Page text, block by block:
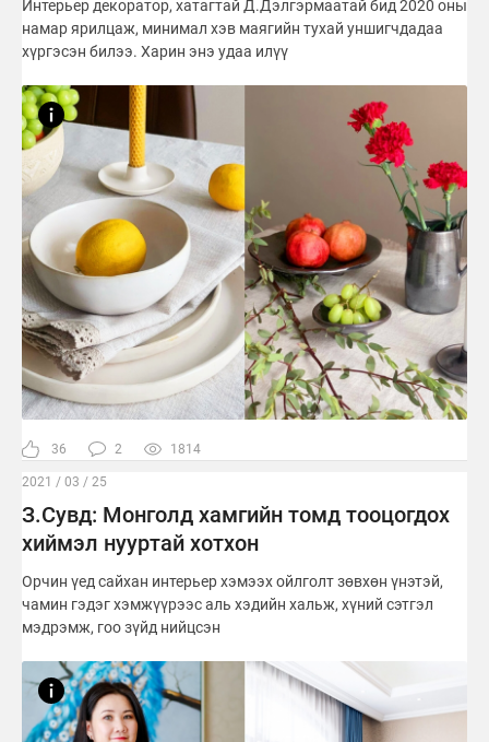
Интерьер декоратор, хатагтай Д.Дэлгэрмаатай бид 2020 оны
намар ярилцаж, минимал хэв маягийн тухай уншигчдадаа
хүргэсэн билээ. Харин энэ удаа илүү
36 2 1814
2021 / 03 / 25
З.Сувд: Монголд хамгийн томд тооцогдох
хиймэл нууртай хотхон
Орчин үед сайхан интерьер хэмээх ойлголт зөвхөн үнэтэй,
чамин гэдэг хэмжүүрээс аль хэдийн хальж, хүний сэтгэл
мэдрэмж, гоо зүйд нийцсэн